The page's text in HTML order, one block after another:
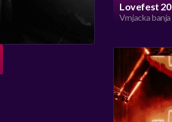
Lovefest
Vrnjacka banja